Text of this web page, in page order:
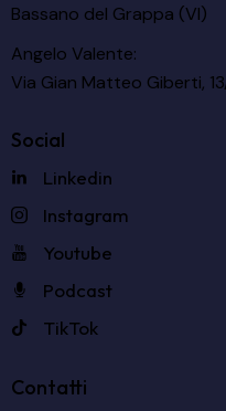
Bassano del Grappa (VI)
Angelo Valente:
Via Gian Matteo Giberti,
Social
Linkedin
Instagram
Youtube
Podcast
TikTok
Contatti